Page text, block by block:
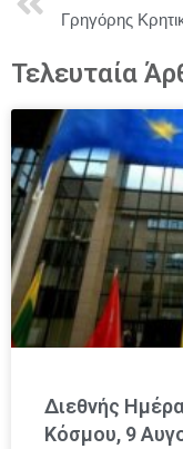
Τελευταία
Διεθνής
Κόσμου, 9